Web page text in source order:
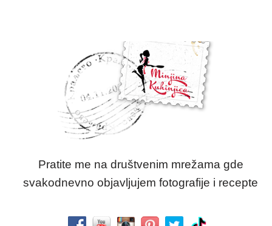
Pratite me na društvenim mrežama gde
svakodnevno objavljujem fotografije i recepte